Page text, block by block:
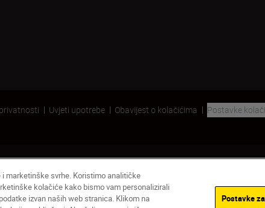
Uvjeti upotrebe Obavijest o kolačićima
Postavke
marketinške svrhe. Koristimo analitičke
kolačiće kako bismo vam personalizirali
izvan naših web stranica. Klikom na
Postavke